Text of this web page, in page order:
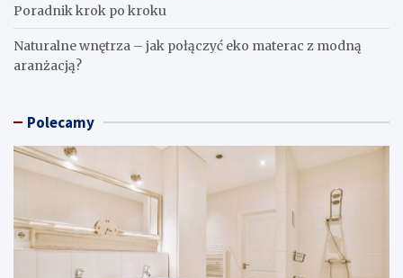
Poradnik krok po kroku
Naturalne wnętrza – jak połączyć eko materac z modną
aranżacją?
Polecamy